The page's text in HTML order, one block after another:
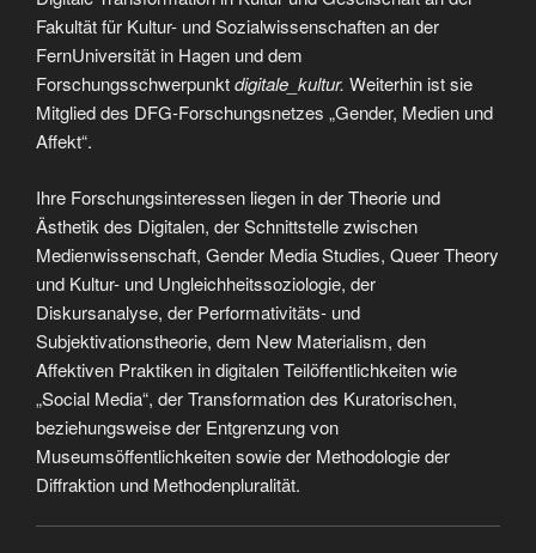
Fakultät für Kultur- und Sozialwissenschaften an der
FernUniversität in Hagen und dem
Forschungsschwerpunktdigitale_kultur. Weiterhin ist sie
Mitglied des DFG-Forschungsnetzes „Gender, Medien und
Affekt“.
Ihre Forschungsinteressen liegen in der Theorie und
Ästhetik des Digitalen, der Schnittstelle zwischen
Medienwissenschaft, Gender Media Studies, Queer Theory
und Kultur- und Ungleichheitssoziologie, der
Diskursanalyse, der Performativitäts- und
Subjektivationstheorie, dem New Materialism, den
Affektiven Praktiken in digitalen Teilöffentlichkeiten wie
„Social Media“, der Transformation des Kuratorischen,
beziehungsweise der Entgrenzung von
Museumsöffentlichkeiten sowie der Methodologie der
Diffraktion und Methodenpluralität.